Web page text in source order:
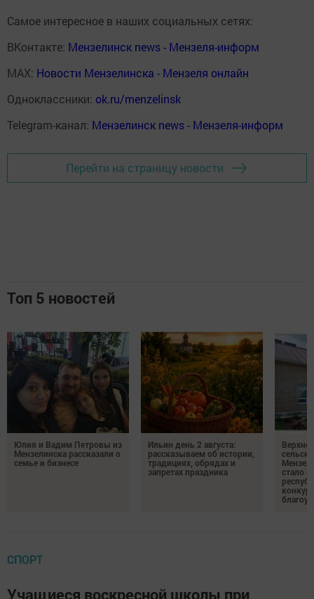
Самое интересное в наших социальных сетях:
ВКонтакте: Мензелинск news - Мензеля-информ
MAX: Новости Мензелинска - Мензеля онлайн
Одноклассники: ok.ru/menzelinsk
Telegram-канал: Мензелинск news - Мензеля-информ
Перейти на страницу новости
Топ 5 новостей
Юлия и Вадим Петровы из
Мензелинска рассказали о
семье и бизнесе
Ильин день 2 августа:
рассказываем об истории,
традициях, обрядах и
запретах праздника
стало
СПОРТ
Учащиеся воскресной школы при